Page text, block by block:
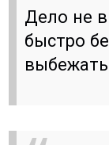
Дело не
быстро